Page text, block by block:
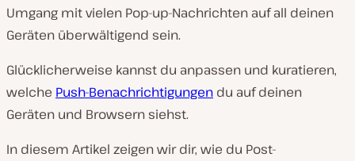
Umgang mit vielen Pop-up-Nachrichten auf all deinen
Geräten überwältigend sein.
Glücklicherweise kannst du anpassen und kuratieren,
welche Push-Benachrichtigungen du auf deinen
Geräten und Browsern siehst.
In diesem Artikel zeigen wir dir, wie du Post-